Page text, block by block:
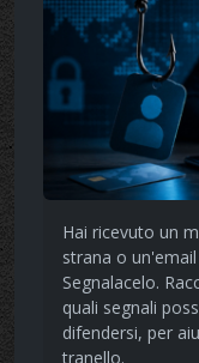
Hai ricevuto un
strana o
Segnalacelo.
quali segnali
difendersi, per
tranello.